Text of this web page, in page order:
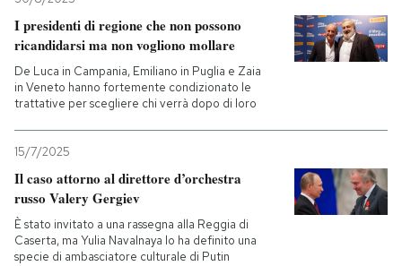
I presidenti di regione che non possono
ricandidarsi ma non vogliono mollare
De Luca in Campania, Emiliano in Puglia e Zaia
in Veneto hanno fortemente condizionato le
trattative per scegliere chi verrà dopo di loro
15/7/2025
Il caso attorno al direttore d’orchestra
russo Valery Gergiev
È stato invitato a una rassegna alla Reggia di
Caserta, ma Yulia Navalnaya lo ha definito una
specie di ambasciatore culturale di Putin